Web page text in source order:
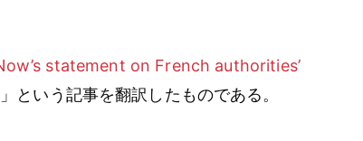
statement on French authorities’
」という記事を翻訳したものである。